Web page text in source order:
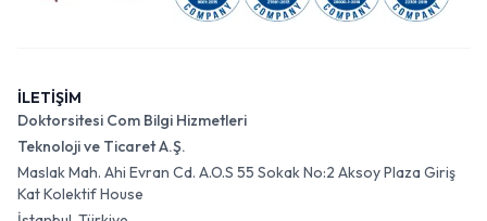
İLETİŞİM
Doktorsitesi Com Bilgi Hizmetleri
Teknoloji ve Ticaret A.Ş.
Maslak Mah. Ahi Evran Cd. A.O.S 55 Sokak No:2 Aksoy Plaza Giriş
Kat Kolektif House